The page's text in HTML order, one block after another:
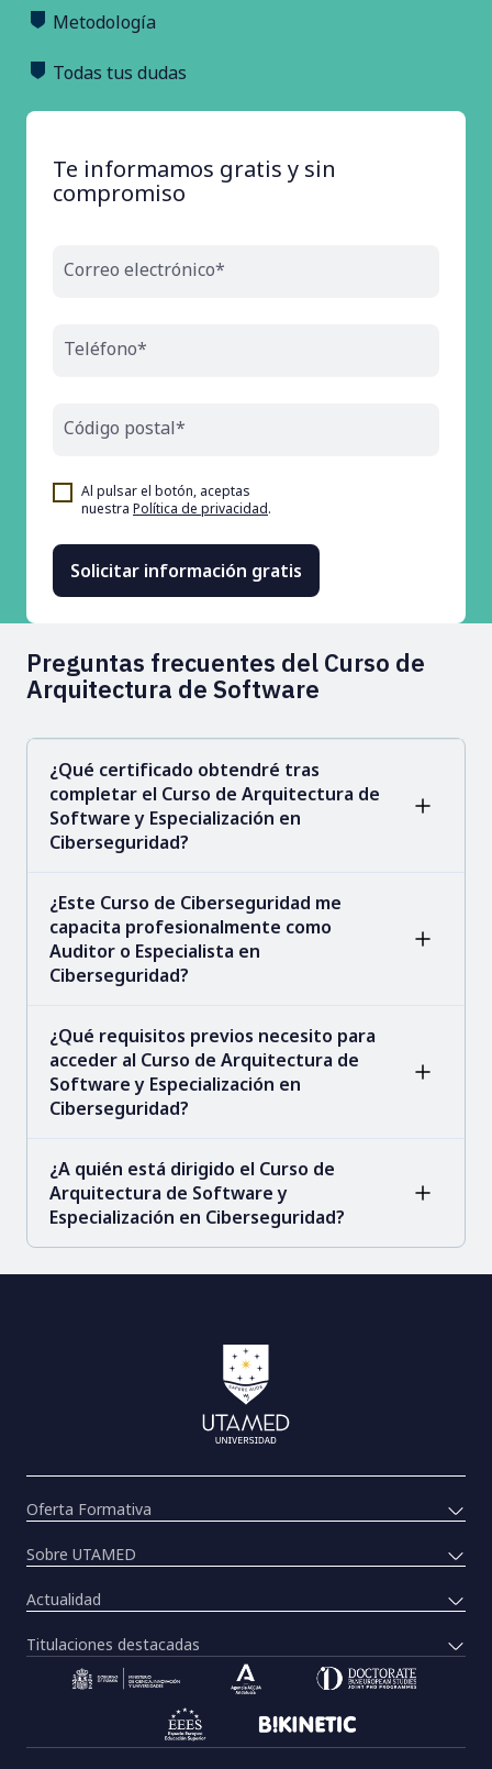
Metodología
Todas tus dudas
Te informamos gratis y sin
compromiso
Correo electrónico*
Teléfono*
Código postal*
Al pulsar el botón, aceptas
nuestra Política de privacidad.
Preguntas frecuentes del Curso de
Arquitectura de Software
¿Qué certificado obtendré tras
completar el Curso de Arquitectura de
Software y Especialización en
Ciberseguridad?
¿Este Curso de Ciberseguridad me
capacita profesionalmente como
Auditor o Especialista en
Ciberseguridad?
¿Qué requisitos previos necesito para
acceder al Curso de Arquitectura de
Software y Especialización en
Ciberseguridad?
¿A quién está dirigido el Curso de
Arquitectura de Software y
Especialización en Ciberseguridad?
Oferta Formativa
Sobre UTAMED
Actualidad
Titulaciones destacadas